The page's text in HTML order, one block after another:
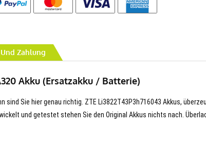
Zahlung
Akku (Ersatzakku / Batterie)
Sie hier genau richtig. ZTE Li3822T43P3h716043 Akkus,
und getestet stehen Sie den Original Akkus nichts nach.